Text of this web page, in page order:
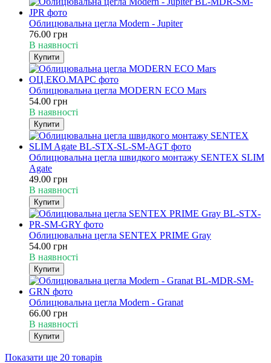
Облицювальна цегла Modern - Jupiter
76.00 грн
В наявності
Купити
Облицювальна цегла MODERN ECO Mars
54.00 грн
В наявності
Купити
Облицювальна цегла швидкого монтажу SENTEX SLIM
Agate
49.00 грн
В наявності
Купити
Облицювальна цегла SENTEX PRIME Gray
54.00 грн
В наявності
Купити
Облицювальна цегла Modern - Granat
66.00 грн
В наявності
Купити
Показати ще 20 товарів